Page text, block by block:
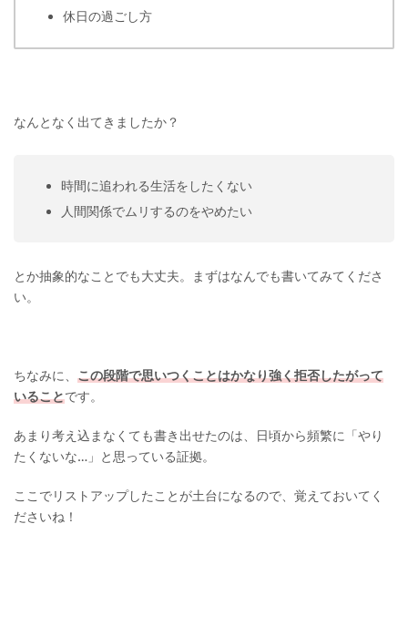
休日の過ごし方
なんとなく出てきましたか？
時間に追われる生活をしたくない
人間関係でムリするのをやめたい
とか抽象的なことでも大丈夫。まずはなんでも書いてみてくださ
い。
ちなみに、 この段階で思いつくことはかなり強く拒否したがって
いることです。
あまり考え込まなくても書き出せたのは、日頃から頻繁に「やり
たくないな…」と思っている証拠。
ここでリストアップしたことが土台になるので、覚えておいてく
ださいね！